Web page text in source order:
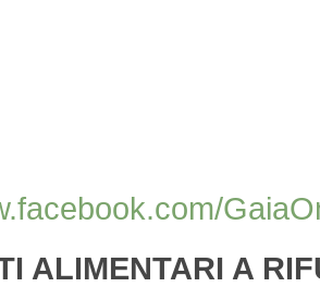
ALIMENTARI A